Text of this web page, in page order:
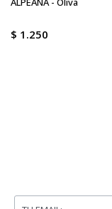
$ 1.250